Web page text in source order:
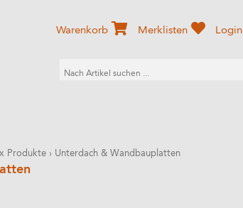
Warenkorb Merklisten Login
Produkte › Unterdach & Wandbauplatten